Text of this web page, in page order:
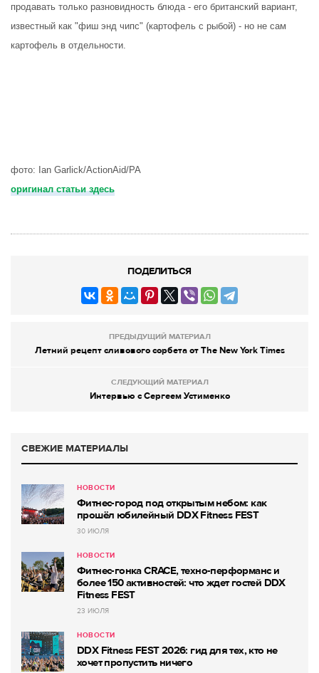
продавать только разновидность блюда - его британский вариант,
известный как "фиш энд чипс" (картофель с рыбой) - но не сам
картофель в отдельности.
фото: Ian Garlick/ActionAid/PA
оригинал статьи здесь
ПОДЕЛИТЬСЯ
ПРЕДЫДУЩИЙ МАТЕРИАЛ
Летний рецепт сливового сорбета от The New York Times
СЛЕДУЮЩИЙ МАТЕРИАЛ
Интервью с Сергеем Устименко
СВЕЖИЕ МАТЕРИАЛЫ
НОВОСТИ
Фитнес-город под открытым небом: как
прошёл юбилейный DDX Fitness FEST
30 ИЮЛЯ
НОВОСТИ
Фитнес-гонка CRACE, техно-перформанс и
более 150 активностей: что ждет гостей DDX
Fitness FEST
23 ИЮЛЯ
НОВОСТИ
DDX Fitness FEST 2026: гид для тех, кто не
хочет пропустить ничего